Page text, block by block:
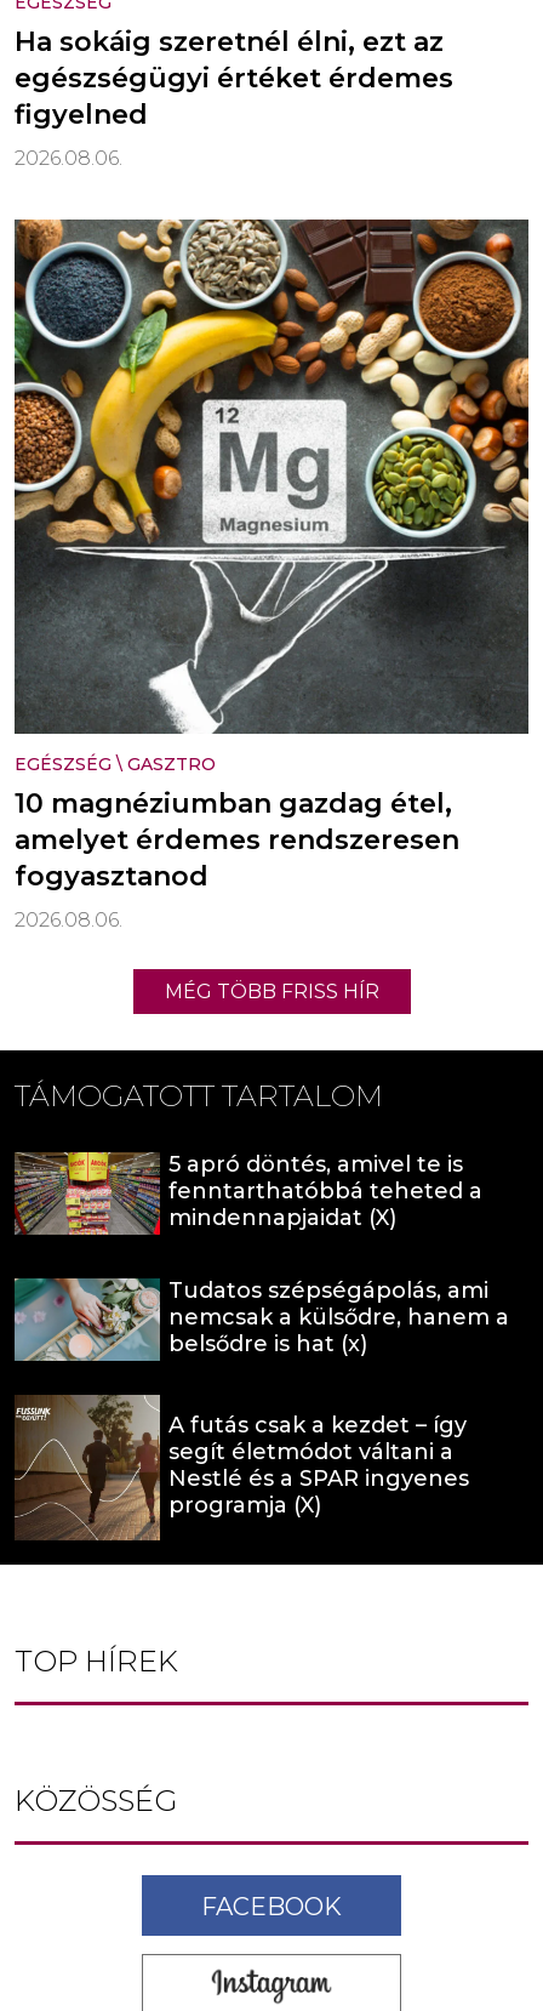
Ha sokáig szeretnél élni, ezt az
egészségügyi értéket érdemes
figyelned
2026.08.06.
EGÉSZSÉG \ GASZTRO
10 magnéziumban gazdag étel,
amelyet érdemes rendszeresen
fogyasztanod
2026.08.06.
MÉG TÖBB FRISS HÍR
TÁMOGATOTT TARTALOM
5 apró döntés, amivel te is
fenntarthatóbbá teheted a
mindennapjaidat (X)
Tudatos szépségápolás, ami
nemcsak a külsődre, hanem a
belsődre is hat (x)
A futás csak a kezdet – így
segít életmódot váltani a
Nestlé és a SPAR ingyenes
programja (X)
TOP HÍREK
KÖZÖSSÉG
FACEBOOK